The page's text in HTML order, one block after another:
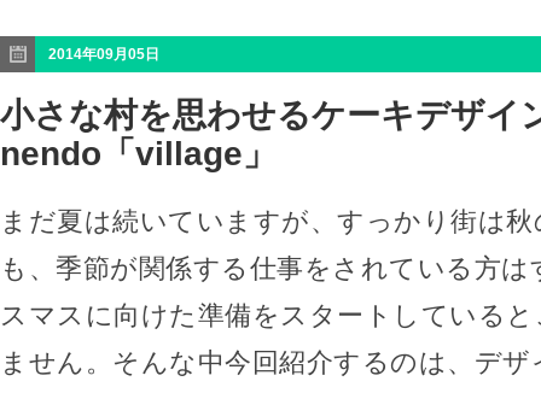
2014年09月05日
小さな村を思わせるケーキデザイ
nendo「village」
まだ夏は続いていますが、すっかり街は
も、季節が関係する仕事をされている方
スマスに向けた準備をスタートしている
ません。そんな中今回紹介するのは、デ